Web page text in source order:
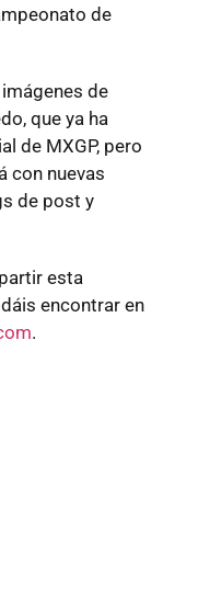
de
de
que ya ha
de MXGP, pero
con nuevas
de post y
esta
encontrar en
.